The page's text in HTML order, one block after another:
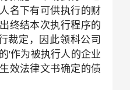
名下有可供执行的财
终结本次执行程序的
裁定，因此领科公司
'作为被执行人的企业
效法律文书确定的债